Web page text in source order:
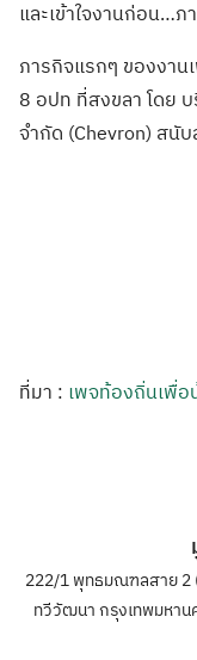
และเข้าใจงานก่อน…ภ
ภารกิจแรกๆ ของงา
8 อปท ที่สงขลา โดย
จำกัด (Chevron) สนั
ที่มา : เพจท้องถิ่นเพื่อ
222/1 พุทธมณฑลสาย 2
ทวีวัฒนา กรุงเทพมหาน